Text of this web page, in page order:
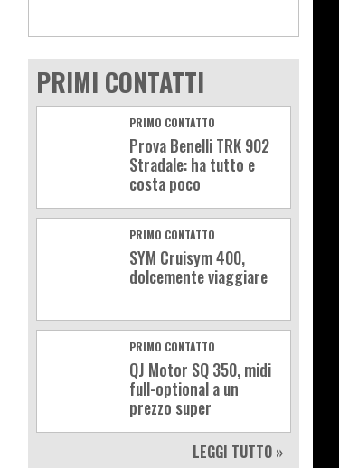
PRIMI CONTATTI
PRIMO CONTATTO
Prova Benelli TRK 902
Stradale: ha tutto e
costa poco
PRIMO CONTATTO
SYM Cruisym 400,
dolcemente viaggiare
PRIMO CONTATTO
QJ Motor SQ 350, midi
full-optional a un
prezzo super
LEGGI TUTTO »